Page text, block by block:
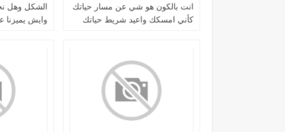
انت بالكون هو شي عن مسار حياتك
كأني امسكك واعيد شريط حياتك
الشكل وهل
وايش يميزنا